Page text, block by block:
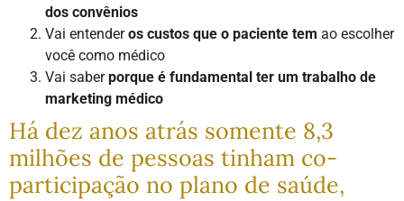
dos convênios
Vai entenderos custos que o paciente tem ao escolher
você como médico
Vai saberporque é fundamental ter um trabalho de
marketing médico
Há dez anos atrás somente 8,3
milhões de pessoas tinham co-
participação no plano de saúde,